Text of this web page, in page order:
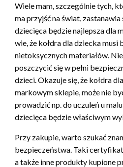
Wiele mam, szczególnie tych,
ma przyjść na świat, zastanawia
dziecięca będzie najlepsza dla
wie, że kołdra dla dziecka
nietoksycznych materiałów.
poszczycić się w pełni
dzieci. Okazuje się, że kołdra
markowym sklepie, może nie
prowadzić np. do uczuleń u
dziecięca będzie właściwym
Przy zakupie, warto szukać
bezpieczeństwa. Taki certyfikat
a także inne produkty kupione